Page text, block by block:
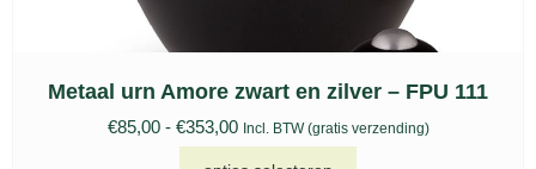
Metaal urn Amore zwart en zilver – FPU 111
€85,00 - €353,00 Incl. BTW (gratis verzending)